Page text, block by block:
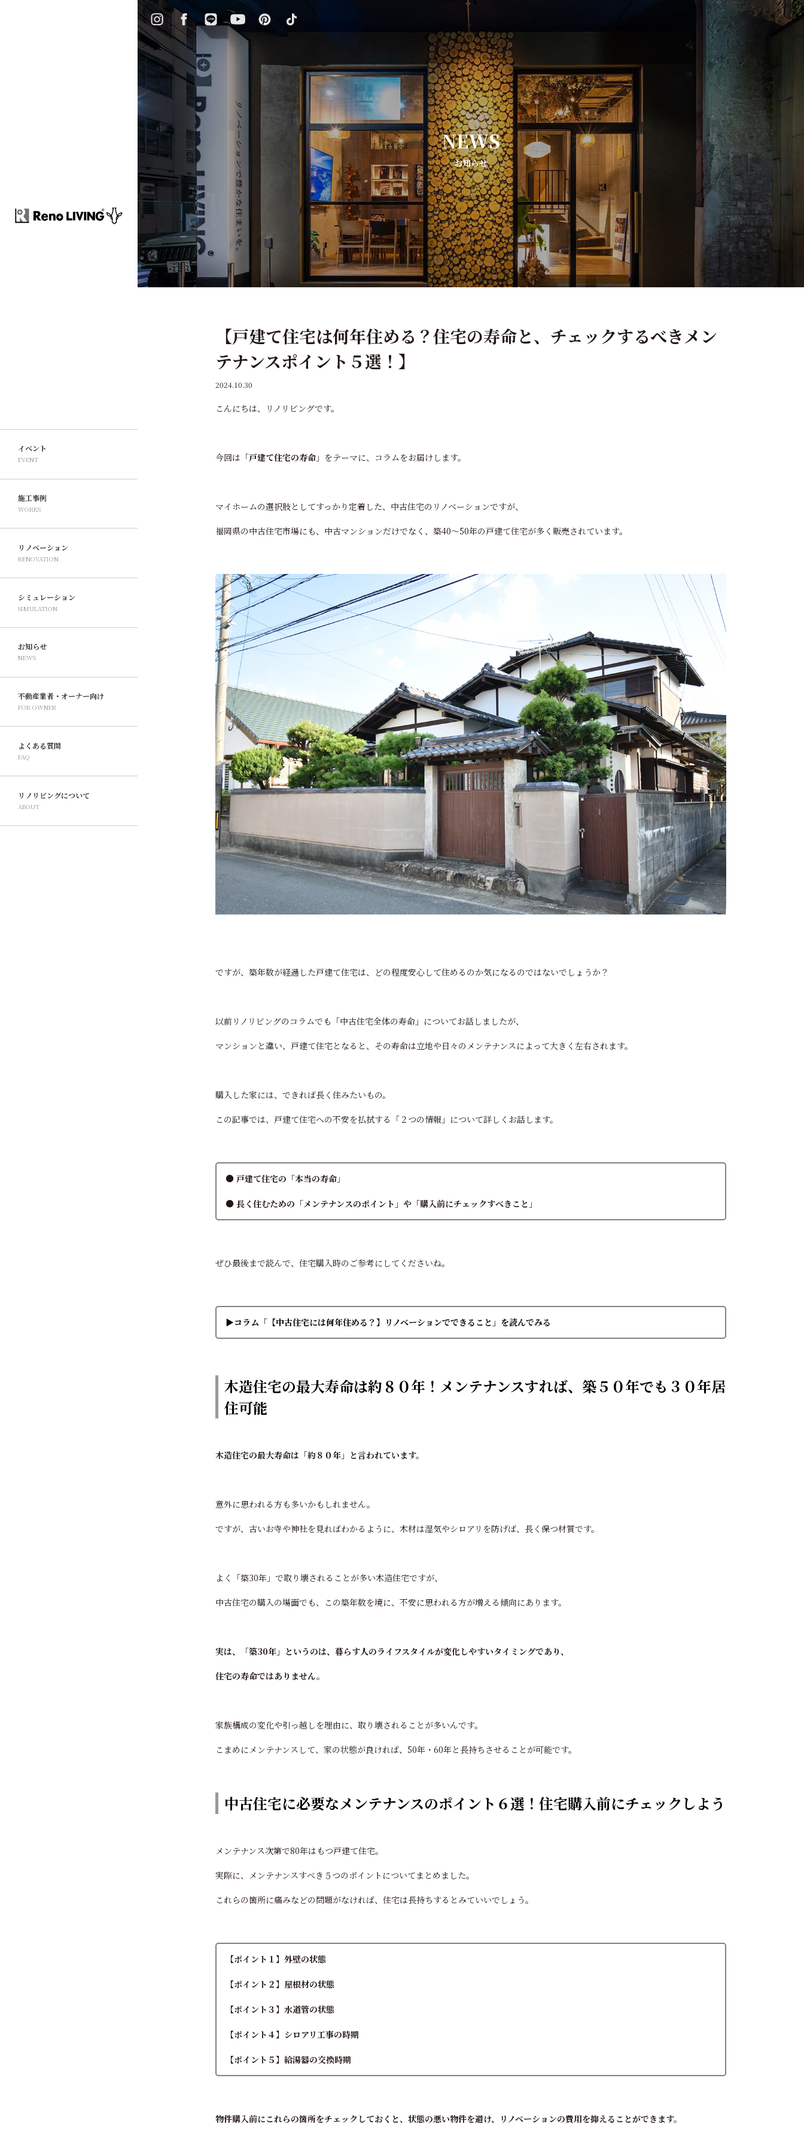
イベント
EVENT
施工事例
WORKS
リノベーション
RENOVATION
シミュレーション
SIMULATION
お知らせ
NEWS
不動産業者・オーナー向け
FOR OWNER
よくある質問
FAQ
リノリビングについて
ABOUT
NEWS
お知らせ
【戸建て住宅は何年住める？住宅の寿命と、チェックするべきメン
テナンスポイント５選！】
2024.10.30
こんにちは、リノリビングです。
今回は「戸建て住宅の寿命 」をテーマに、コラムをお届けします。
マイホームの選択肢としてすっかり定着した、中古住宅のリノベーションですが、
福岡県の中古住宅市場にも、中古マンションだけでなく、築40～50年の戸建て住宅が多く販売されています。
ですが、築年数が経過した戸建て住宅は、どの程度安心して住めるのか気になるのではないでしょうか？
以前リノリビングのコラムでも「中古住宅全体の寿命」についてお話しましたが、
マンションと違い、戸建て住宅となると、その寿命は立地や日々のメンテナンスによって大きく左右されます。
購入した家には、できれば長く住みたいもの。
この記事では、戸建て住宅への不安を払拭する「２つの情報」について詳しくお話します。
● 戸建て住宅の「本当の寿命」
● 長く住むための「メンテナンスのポイント」や「購入前にチェックすべきこと」
ぜひ最後まで読んで、住宅購入時のご参考にしてくださいね。
▶コラム「【中古住宅には何年住める？】リノベーションでできること」を読んでみる
木造住宅の最大寿命は約８０年！メンテナンスすれば、築５０年でも３０年居
住可能
木造住宅の最大寿命は「約８０年」と言われています。
意外に思われる方も多いかもしれません。
ですが、古いお寺や神社を見ればわかるように、木材は湿気やシロアリを防げば、長く保つ材質です。
よく「築30年」で取り壊されることが多い木造住宅ですが、
中古住宅の購入の場面でも、この築年数を境に、不安に思われる方が増える傾向にあります。
実は、「築30年」というのは、 暮らす人のライフスタイルが変化しやすいタイミングであり、
住宅の寿命ではありません。
家族構成の変化や引っ越しを理由に、取り壊されることが多いんです。
こまめにメンテナンスして、家の状態が良ければ、50年・60年と長持ちさせることが可能です。
中古住宅に必要なメンテナンスのポイント６選！住宅購入前にチェックしよう
メンテナンス次第で80年はもつ戸建て住宅。
実際に、メンテナンスすべき５つのポイントについてまとめました。
これらの箇所に痛みなどの問題がなければ、住宅は長持ちするとみていいでしょう。
【ポイント１】外壁の状態
【ポイント２】屋根材の状態
【ポイント３】水道管の状態
【ポイント４】シロアリ工事の時期
【ポイント５】給湯器の交換時期
物件購入前にこれらの箇所をチェックしておくと、 状態の悪い物件を避け、リノベーションの費用を抑えることができます。